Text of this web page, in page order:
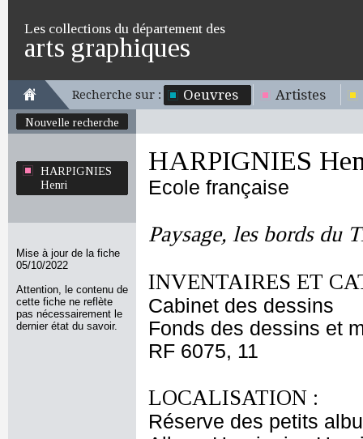
Les collections du département des
arts graphiques
Recherche sur : Oeuvres Artistes
Nouvelle recherche
HARPIGNIES
Henri
Mise à jour de la fiche
05/10/2022
Attention, le contenu de
cette fiche ne reflète
pas nécessairement le
dernier état du savoir.
HARPIGNIES
Ecole française
Paysage, les bords du
INVENTAIRES ET
Cabinet des dessins
Fonds des dessins et
RF 6075, 11
LOCALISATION :
Réserve des petits